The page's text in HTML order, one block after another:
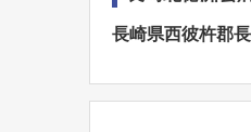
長崎県西彼杵郡